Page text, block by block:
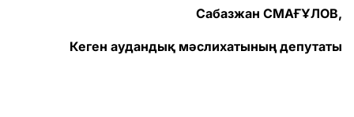
Сабазжан СМАҒҰЛОВ,
Кеген аудандық мәслихатының депутаты